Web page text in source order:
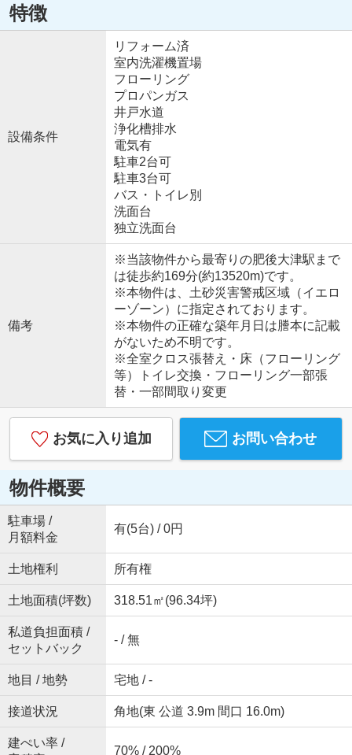
特徴
設備条件
リフォーム済
室内洗濯機置場
フローリング
プロパンガス
井戸水道
浄化槽排水
電気有
駐車2台可
駐車3台可
バス・トイレ別
洗面台
独立洗面台
備考
※当該物件から最寄りの肥後大津駅まで
は徒歩約169分(約13520m)です。
※本物件は、土砂災害警戒区域（イエロ
ーゾーン）に指定されております。
※本物件の正確な築年月日は謄本に記載
がないため不明です。
※全室クロス張替え・床（フローリング
等）トイレ交換・フローリング一部張
替・一部間取り変更
お気に入り追加 お問い合わせ
物件概要
駐車場 /
月額料金
有(5台) / 0円
土地権利 所有権
土地面積(坪数) 318.51㎡(96.34坪)
私道負担面積 /
セットバック
- / 無
地目 / 地勢 宅地 / -
接道状況 角地(東 公道 3.9m 間口 16.0m)
建ぺい率 /
70% / 200%